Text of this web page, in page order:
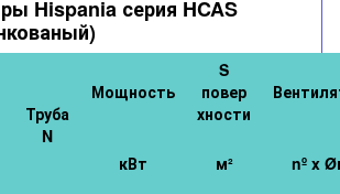
Hispania серия HCAS
Труба
N
Мощность
S
повер
хности
кВт м² nº x